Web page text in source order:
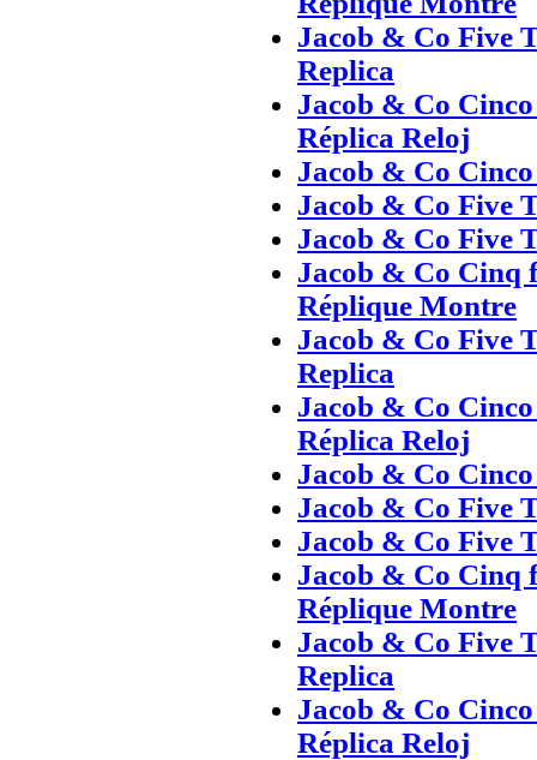
Jacob & Co Five
Replica
Jacob & Co
Réplica Reloj
Jacob & Co
Jacob & Co Five
Jacob & Co Five
Jacob & Co Cinq
Réplique Montre
Jacob & Co Five
Replica
Jacob & Co
Réplica Reloj
Jacob & Co
Jacob & Co Five
Jacob & Co Five
Jacob & Co Cinq
Réplique Montre
Jacob & Co Five
Replica
Jacob & Co
Réplica Reloj